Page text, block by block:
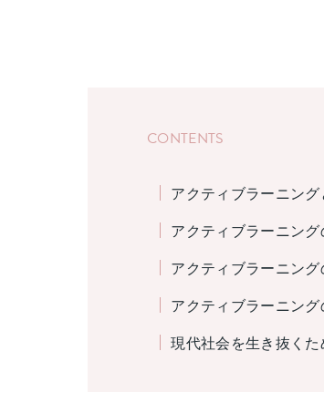
CONTENTS
アクティブラーニン
アクティブラーニング
アクティブラーニング
アクティブラーニング
現代社会を生き抜くた